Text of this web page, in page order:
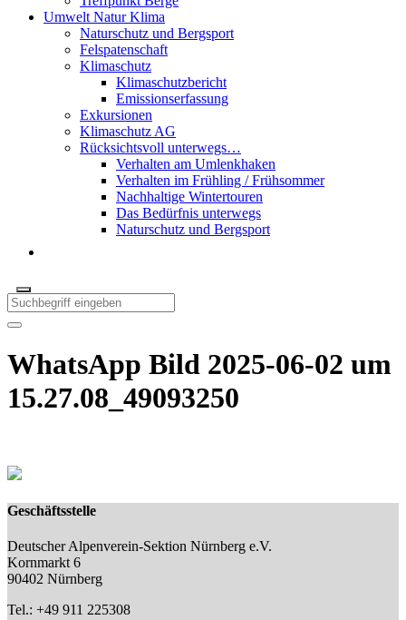
Umwelt Natur Klima
Naturschutz und Bergsport
Felspatenschaft
Klimaschutz
Klimaschutzbericht
Emissionserfassung
Exkursionen
Klimaschutz AG
Rücksichtsvoll unterwegs…
Verhalten am Umlenkhaken
Verhalten im Frühling / Frühsommer
Nachhaltige Wintertouren
Das Bedürfnis unterwegs
Naturschutz und Bergsport
WhatsApp Bild 2025-06-02 um
15.27.08_49093250
Geschäftsstelle
Deutscher Alpenverein-Sektion Nürnberg e.V.
Kornmarkt 6
90402 Nürnberg
Tel.: +49 911 225308